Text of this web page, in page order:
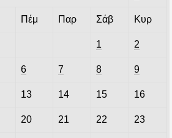
Πέμ Παρ Σάβ Κυρ
1 2
6 7 8 9
13 14 15 16
20 21 22 23